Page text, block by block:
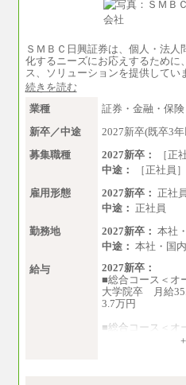
ＳＭＢＣ日興証券は、個人・法
化するニーズにお応えするために
ス、ソリューションを提供してい
続きを読む
業種
証券・金融・保険
新卒／中途
2027新卒(既卒3
募集職種
2027新卒：
［正
中途：
［正社員
雇用形態
2027新卒： 正社員
中途： 正社員
勤務地
2027新卒： 本社
中途： 本社・国
給与
2027新卒：
■総合コース＜オ
大学院卒 月給
3.7万円
■総合コース＜オ
大学院卒 月給